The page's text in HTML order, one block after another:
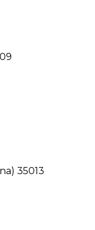
35013